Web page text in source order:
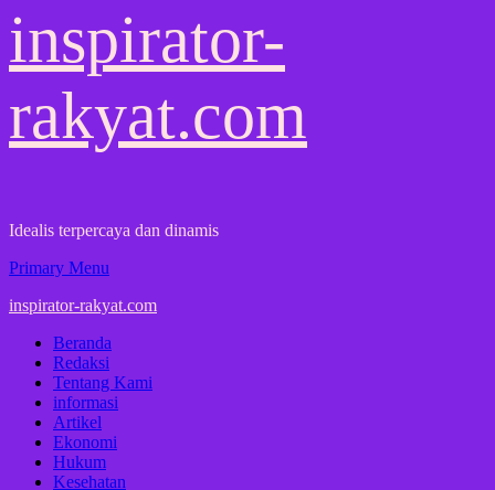
inspirator-
rakyat.com
Idealis terpercaya dan dinamis
Primary Menu
inspirator-rakyat.com
Beranda
Redaksi
Tentang Kami
informasi
Artikel
Ekonomi
Hukum
Kesehatan